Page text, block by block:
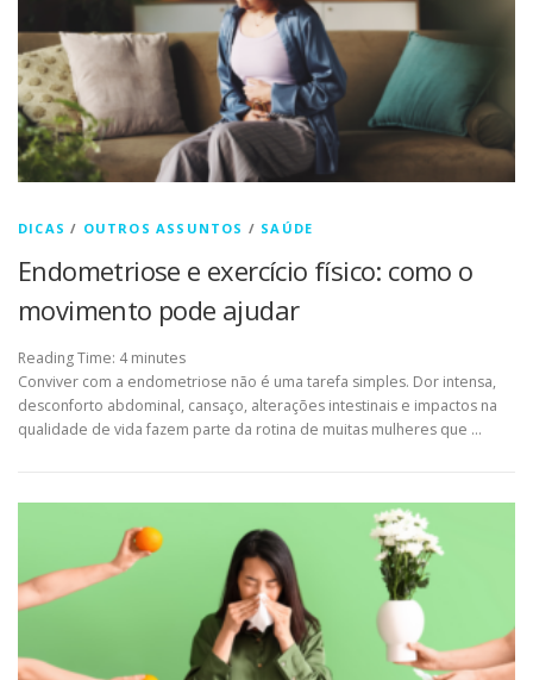
DICAS / OUTROS ASSUNTOS / SAÚDE
Endometriose e exercício físico: como o
movimento pode ajudar
Reading Time: 4 minutes
Conviver com a endometriose não é uma tarefa simples. Dor intensa,
desconforto abdominal, cansaço, alterações intestinais e impactos na
qualidade de vida fazem parte da rotina de muitas mulheres que …